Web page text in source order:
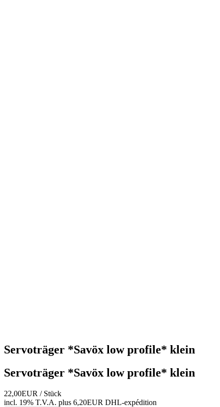
Servoträger *Savöx low profile* klein
Servoträger *Savöx low profile* klein
22,00EUR / Stück
incl. 19% T.V.A. plus 6,20EUR DHL-expédition